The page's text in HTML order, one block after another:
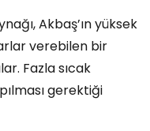
Akbaş’ın yüksek
verebilen bir
Fazla sıcak
gerektiği